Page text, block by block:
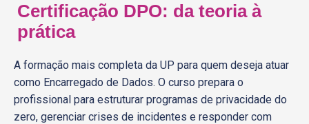
Certificação DPO: da teoria à
prática
A formação mais completa da UP para quem deseja atuar
como Encarregado de Dados. O curso prepara o
profissional para estruturar programas de privacidade do
zero, gerenciar crises de incidentes e responder com